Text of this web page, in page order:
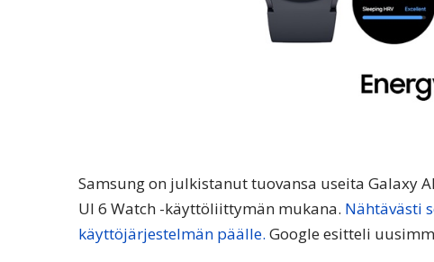
Samsung on julkistanut tuovansa useita Galaxy
UI 6 Watch -käyttöliittymän mukana. Nähtävästi
käyttöjärjestelmän päälle. Google esitteli